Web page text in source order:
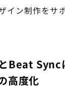
イン制作をサ
Beat Sync
高度化